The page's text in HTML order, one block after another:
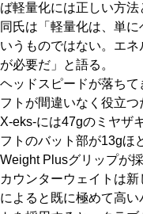
ば軽量化には正しい方法
同氏は「軽量化は、単
いうものではない。エ
が必要だ」と語る。
ヘッドスピードが落ち
フトが間違いなく役立つ
X-eks-には47gのミヤザ
フトのバット部が13gほ
Weight Plusグリップが
カウンターウェイトは
によると既に極めて高